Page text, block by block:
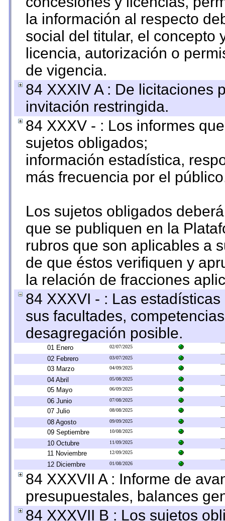
la información al respecto
social del titular, el concepto
licencia, autorización o
de vigencia.
84 XXXIV A : De licitaciones
invitación restringida.
84 XXXV - : Los informes
sujetos obligados;
información estadística,
más frecuencia por el
Los sujetos obligados
que se publiquen en la
rubros que son aplicables a
de que éstos verifiquen y
la relación de fracciones
84 XXXVI - : Las
sus facultades,
desagregación posible.
01 Enero 02/07/2025
02 Febrero 03/07/2025
03 Marzo 04/09/2025
04 Abril 05/08/2025
05 Mayo 06/09/2025
06 Junio 07/08/2025
07 Julio 08/08/2025
08 Agosto 09/09/2025
09 Septiembre 10/08/2025
10 Octubre 11/09/2025
11 Noviembre 12/09/2025
12 Diciembre 01/08/2026
84 XXXVII A : Informe de
presupuestales, balances
84 XXXVII B : Los sujetos